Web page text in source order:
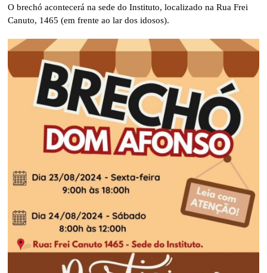
O brechó acontecerá na sede do Instituto, localizado na Rua Frei
Canuto, 1465 (em frente ao lar dos idosos).